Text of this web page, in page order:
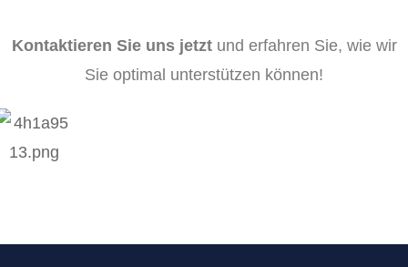
Kontaktieren Sie uns jetztund erfahren Sie, wie wir
Sie optimal unterstützen können!